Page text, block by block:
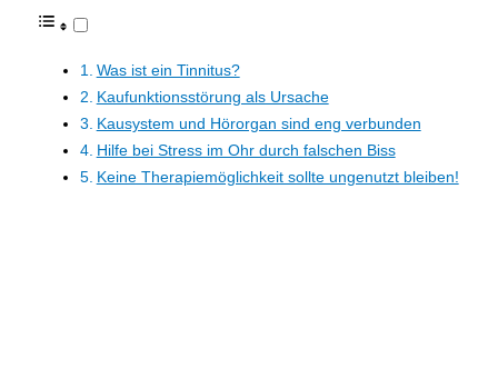
Was ist ein Tinnitus?
Kaufunktionsstörung als Ursache
Kausystem und Hörorgan sind eng verbunden
Hilfe bei Stress im Ohr durch falschen Biss
Keine Therapiemöglichkeit sollte ungenutzt bleiben!